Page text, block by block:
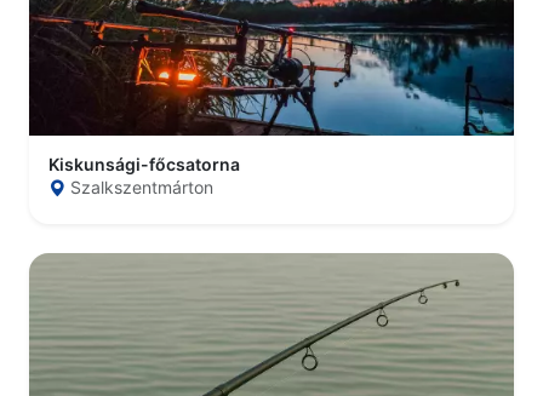
Kiskunsági-főcsatorna
Szalkszentmárton